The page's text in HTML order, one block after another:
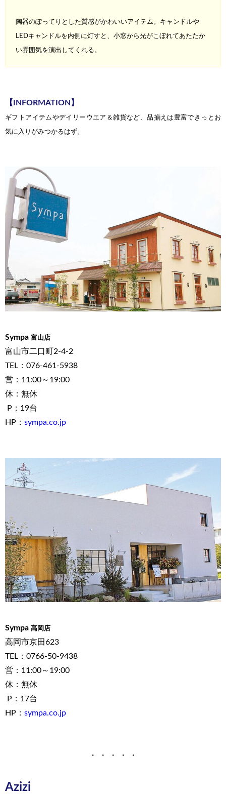
陶器のぽってりとした質感がかわいいアイテム。キャンドルや
LEDキャンドルを内側に灯すと、小窓から光がこぼれてあたたか
い雰囲気を演出してくれる。
【INFORMATION】
ギフトアイテムやデイリーウエア＆雑貨など、品揃えは 豊富できっとお
気に入りがみつかるはず。
Sympa 富山店
富山市二口町2-4-2
TEL：076-461-5938
営：11:00～19:00
休：無休
P：19台
HP： sympa.co.jp
Sympa 高岡店
高岡市京田623
TEL：0766-50-9438
営：11:00～19:00
休：無休
P：17台
HP： sympa.co.jp
・ ・ ・ ・ ・
Azizi